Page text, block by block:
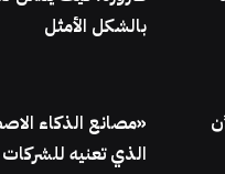
بالشكل الأمثل
«مصانع الذكاء
الذي تعنيه